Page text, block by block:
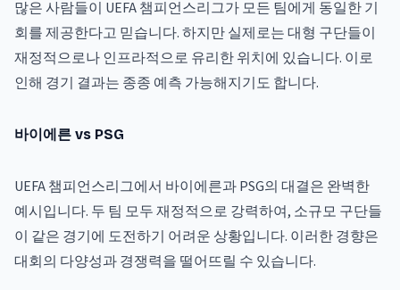
많은 사람들이 UEFA 챔피언스리그가 모든 팀에게 동일한 기
회를 제공한다고 믿습니다. 하지만 실제로는 대형 구단들이
재정적으로나 인프라적으로 유리한 위치에 있습니다. 이로
인해 경기 결과는 종종 예측 가능해지기도 합니다.
바이에른 vs PSG
UEFA 챔피언스리그에서 바이에른과 PSG의 대결은 완벽한
예시입니다. 두 팀 모두 재정적으로 강력하여, 소규모 구단들
이 같은 경기에 도전하기 어려운 상황입니다. 이러한 경향은
대회의 다양성과 경쟁력을 떨어뜨릴 수 있습니다.